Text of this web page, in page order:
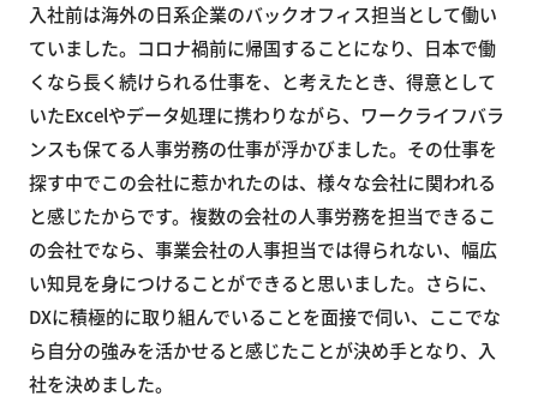
入社前は海外の日系企業のバックオフィス担当として働い
ていました。コロナ禍前に帰国することになり、日本で働
くなら長く続けられる仕事を、と考えたとき、得意として
いたExcelやデータ処理に携わりながら、ワークライフバラ
ンスも保てる人事労務の仕事が浮かびました。その仕事を
探す中でこの会社に惹かれたのは、様々な会社に関われる
と感じたからです。複数の会社の人事労務を担当できるこ
の会社でなら、事業会社の人事担当では得られない、幅広
い知見を身につけることができると思いました。さらに、
DXに積極的に取り組んでいることを面接で伺い、ここでな
ら自分の強みを活かせると感じたことが決め手となり、入
社を決めました。